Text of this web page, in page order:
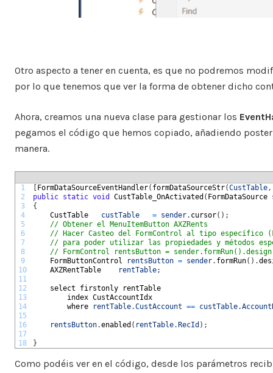
Otro aspecto a tener en cuenta, es que no podremos
por lo que tenemos que ver la forma de obtener dicho
Ahora, creamos una nueva clase para gestionar los
pegamos el código que hemos copiado, añadiendo
manera.
1
2
3
4
5
6
7
8
9
10
11
12
13
14
15
16
17
18
FormDataSourceEventHandler( formDataSourceStr(CustTable,
public static void CustTable_OnActivated ( FormDataSource
{
CustTable custTable = sender. cursor( ) ;
// Obtener el MenuItemButton AXZRents
// Hacer Casteo del FormControl al tipo específico
// para poder utilizar las propiedades y métodos
// FormControl rentsButton =
FormButtonControl
rentsButton = sender. formRun( ) .
AXZRentTable
rentTable;
select firstonly
rentTable
index CustAccountIdx
where
rentTable.CustAccount == custTable.
rentsButton.enabled ( rentTable. RecId ) ;
}
Como podéis ver en el código, desde los parámetros